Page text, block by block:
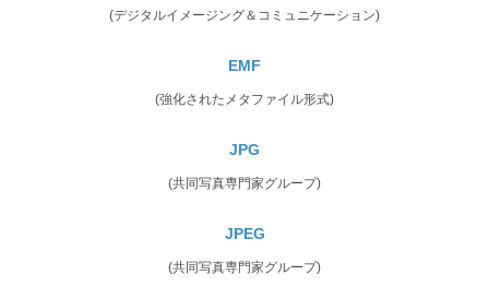
(デジタルイメージング＆コミュニケーション)
EMF
(強化されたメタファイル形式)
JPG
(共同写真専門家グループ)
JPEG
(共同写真専門家グループ)